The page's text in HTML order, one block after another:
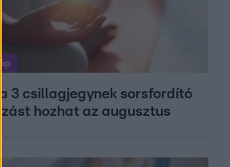
a 3 csillagjegynek sorsfordító
hozhat az augusztus